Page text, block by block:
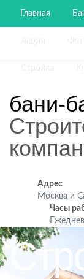
Главная
бани-
Адрес
Москва и
Часы